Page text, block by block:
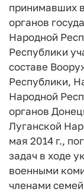
принимавших
органов
Народной
Республики
составе
Республики,
Народной
органов
Луганской
мая 2014 г.,
задач в ходе
военными
членами